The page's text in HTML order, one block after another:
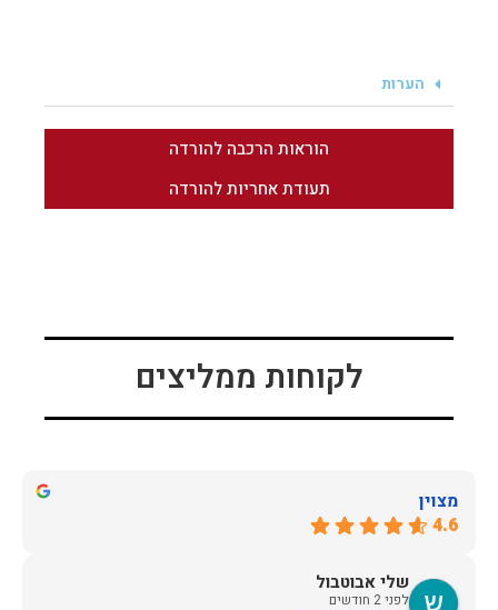
הערות
הוראות הרכבה להורדה
תעודת אחריות להורדה
לקוחות ממליצים
מצוין
4.6
שלי אבוטבול
לפני 2 חודשים